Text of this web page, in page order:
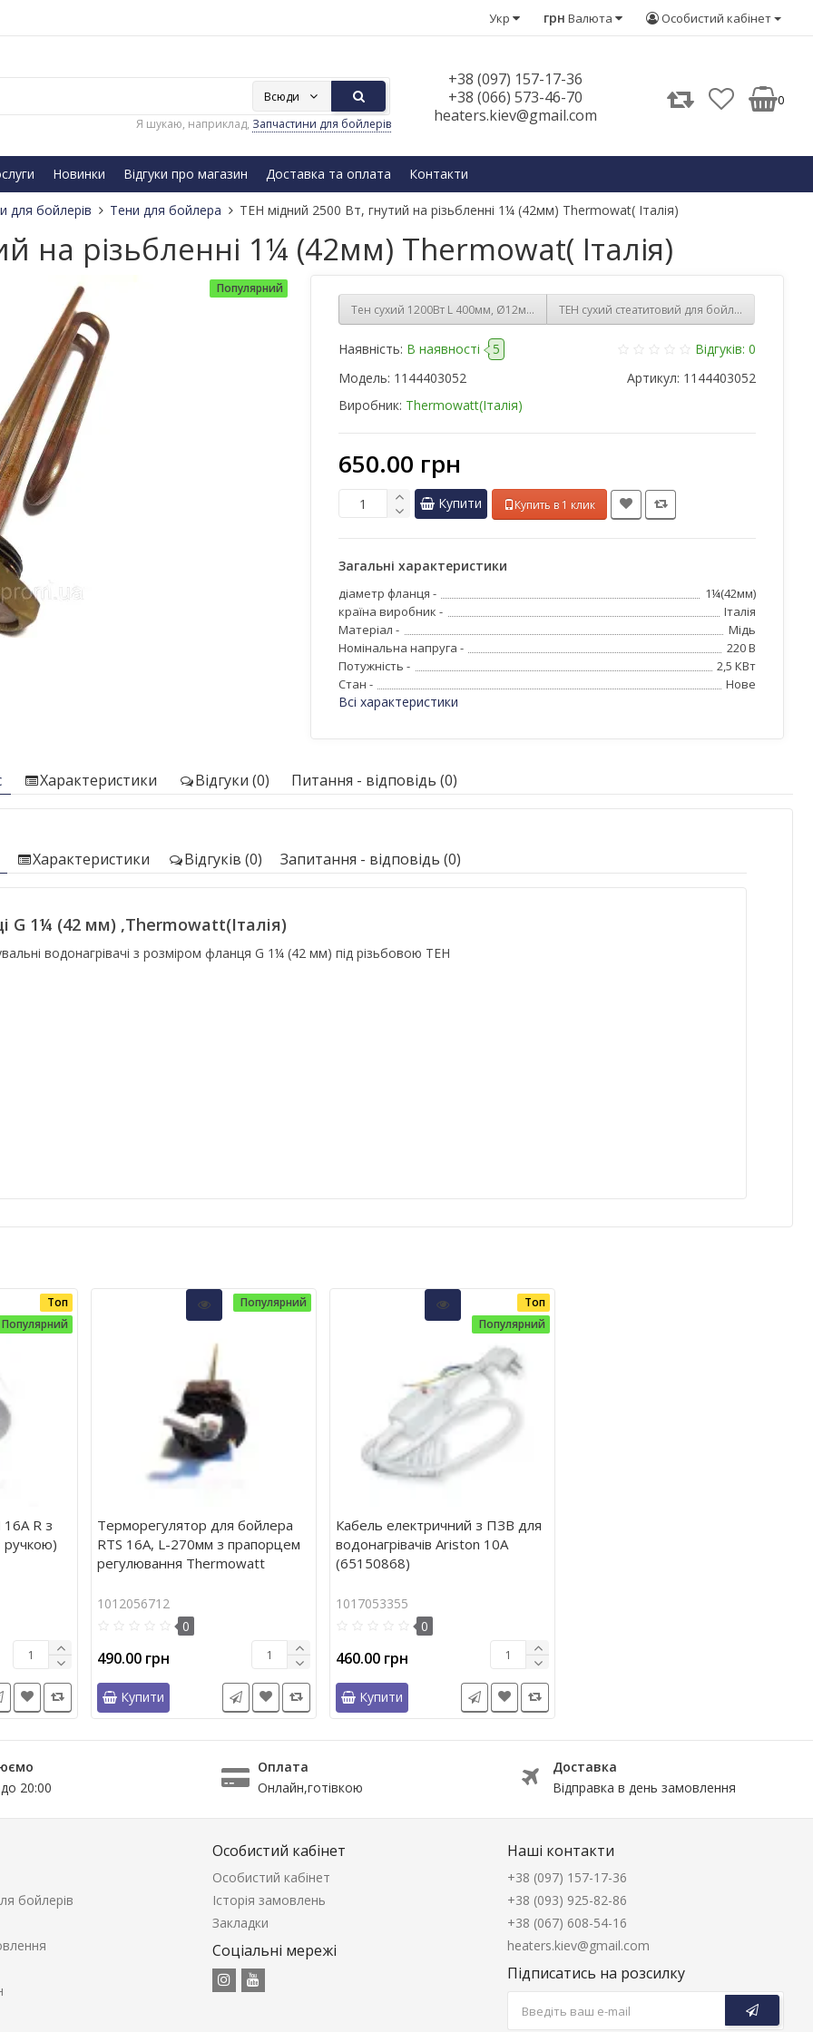
Особистий кабінет
грн Валюта
Укр
+38 (097) 157-17-36
+38 (066) 573-46-70
heaters.kiev@gmail.com
Всюди
Я шукаю, наприклад, Запчастини для бойлерів
0
Новинки Відгуки про магазин Доставка та оплата Контакти
для бойлерів Тени для бойлера ТЕН мідний 2500 Вт, гнутий на різьбленні 1¼ (42мм) Thermowat( Італія)
на різьбленні 1¼ (42мм) Thermowat( Італія)
Популярний
Тен сухий 1200Вт L 400мм, Ø12мм Thermowatt для бойлерів ElectroLux, AEG, Fagor,
ТЕН сухий стеатитовий для бойлера, Ferroli/
Наявність: В наявності 5
Відгуків: 0
Модель: 1144403052 Артикул: 1144403052
Виробник: Thermowatt(Італія)
650.00 грн
Купити Купить в 1 клик
Загальні характеристики
діаметр фланця -
1¼(42мм)
країна виробник -
Італія
Матеріал -
Мідь
Номінальна напруга -
220 В
Потужність -
2,5 КВт
Стан -
Нове
Всі характеристики
Характеристики Відгуки (0) Питання - відповідь (0)
Характеристики Відгуків (0) Запитання - відповідь (0)
G 1¼ (42 мм) ,Thermowatt(Італія)
водонагрівачі з розміром фланця G 1¼ (42 мм) під різьбовою ТЕН
Топ
Популярний
R з
ручкою)
Популярний
Терморегулятор для бойлера
RTS 16А, L-270мм з прапорцем
регулювання Thermowatt
1012056712
0
490.00 грн
Купити
Топ
Популярний
Кабель електричний з ПЗВ для
водонагрівачів Ariston 10А
(65150868)
1017053355
0
460.00 грн
Купити
20:00
Оплата
Онлайн,готівкою
Доставка
Відправка в день замовлення
бойлерів
Особистий кабінет
Особистий кабінет
Історія замовлень
Закладки
Соціальні мережі
Наші контакти
+38 (097) 157-17-36
+38 (093) 925-82-86
+38 (067) 608-54-16
heaters.kiev@gmail.com
Підписатись на розсилку